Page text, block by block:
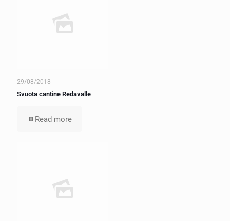
29/08/2018
Svuota cantine Redavalle
Read more